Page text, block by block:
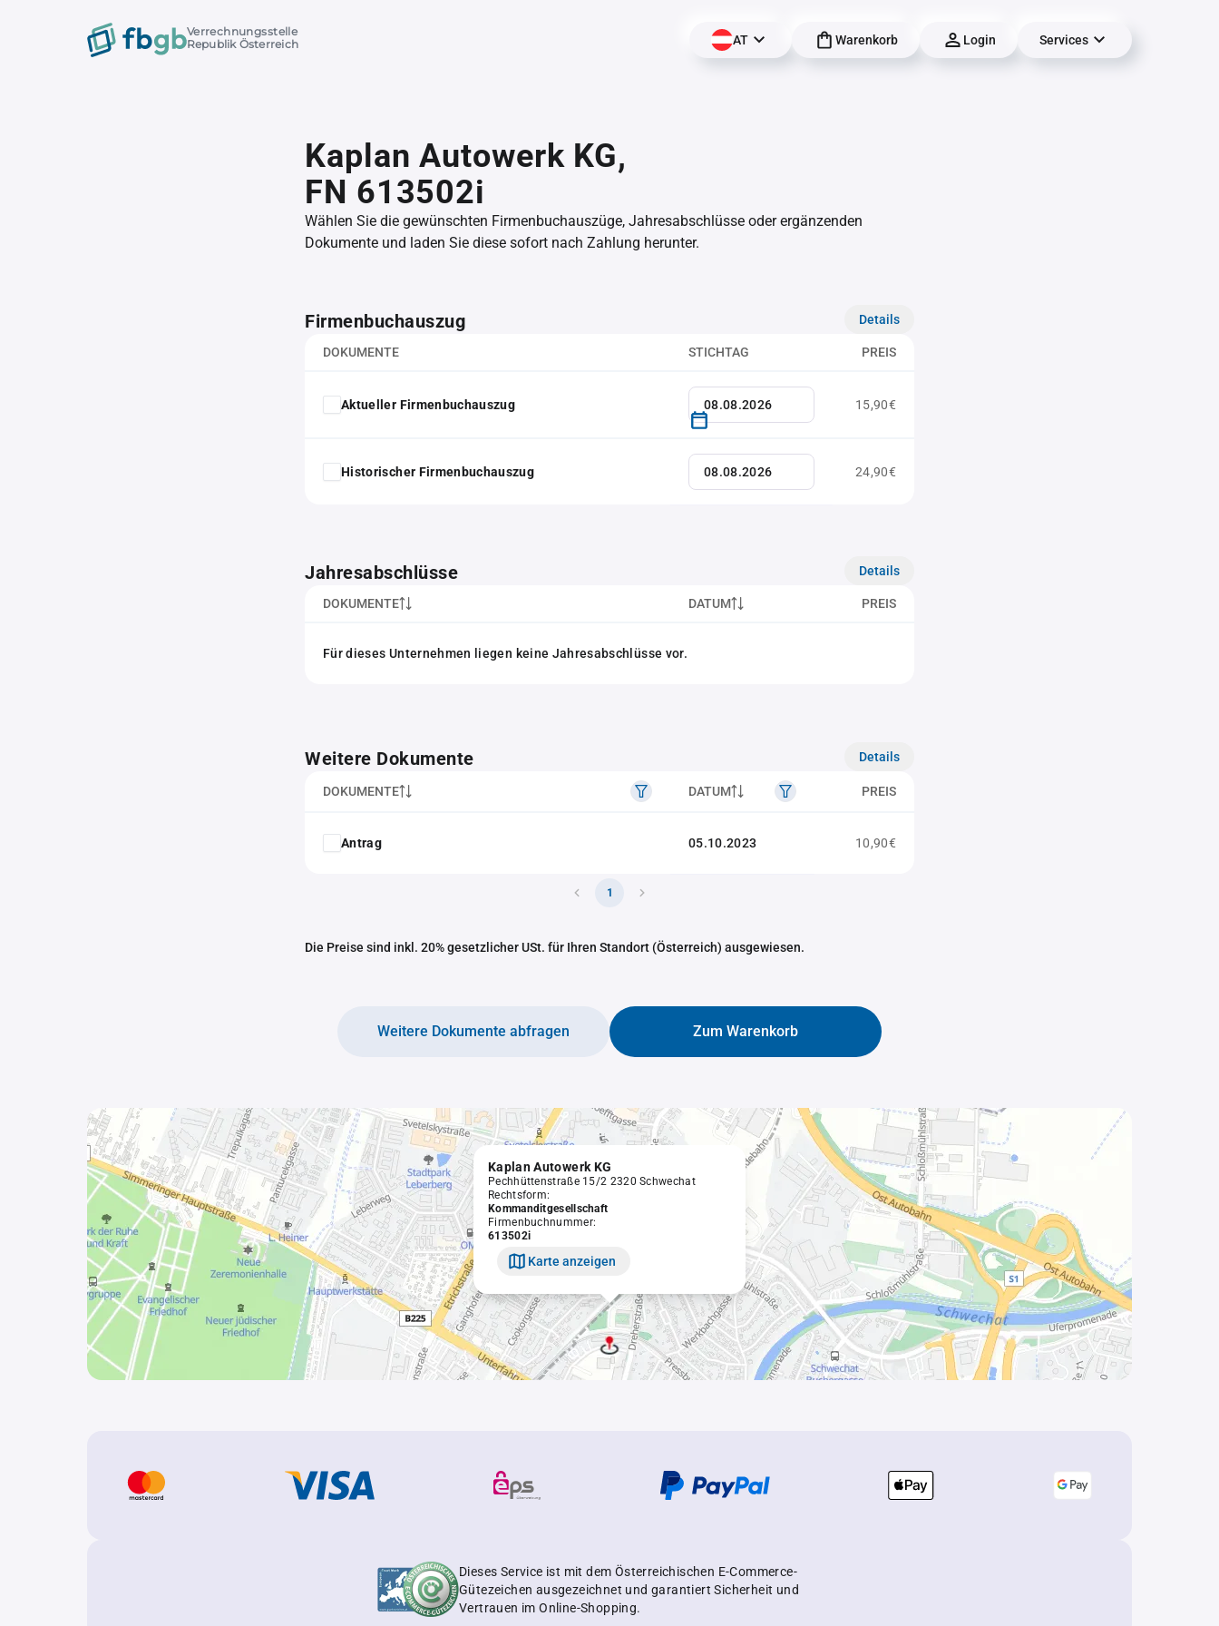
Verrechnungsstelle
Republik Österreich
AT Warenkorb Login Services
Kaplan Autowerk KG,
FN 613502i
Wählen Sie die gewünschten Firmenbuchauszüge, Jahresabschlüsse oder ergänzenden
Dokumente und laden Sie diese sofort nach Zahlung herunter.
Firmenbuchauszug Details
DOKUMENTE STICHTAG PREIS
Aktueller Firmenbuchauszug 15,90€
Historischer Firmenbuchauszug 24,90€
Jahresabschlüsse Details
DOKUMENTE DATUM PREIS
Für dieses Unternehmen liegen keine Jahresabschlüsse vor.
Weitere Dokumente Details
DOKUMENTE DATUM PREIS
Antrag 05.10.2023 10,90€
1
Die Preise sind inkl. 20% gesetzlicher USt. für Ihren Standort (Österreich) ausgewiesen.
Zum Warenkorb
Weitere Dokumente abfragen
Kaplan Autowerk KG
Pechhüttenstraße 15/2 2320 Schwechat
Rechtsform:
Kommanditgesellschaft
Firmenbuchnummer:
613502i
Karte anzeigen
Dieses Service ist mit dem Österreichischen E-Commerce-
Gütezeichen ausgezeichnet und garantiert Sicherheit und
Vertrauen im Online-Shopping.